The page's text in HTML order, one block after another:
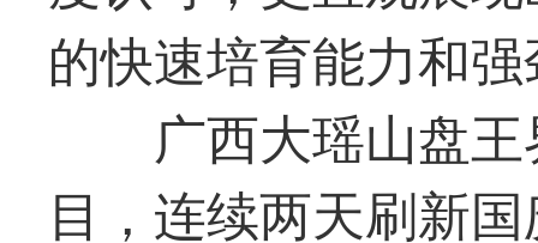
的快速培育能力和
广西大瑶山盘
目，连续两天刷新